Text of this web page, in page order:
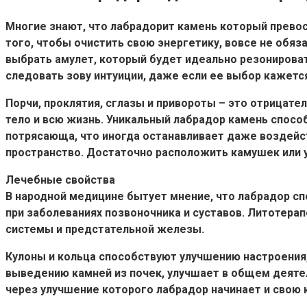
Многие знают, что лабрадорит камень который
того, чтобы очистить свою энергетику, вовсе не
выбрать амулет, который будет идеально
следовать зову интуиции, даже если ее выбор
Порчи, проклятия, сглазы и привороты – это
тело и всю жизнь. Уникальный лабрадор камень
потрясающа, что иногда останавливает даже
пространство. Достаточно расположить камушек или
Лечебные свойства
В народной медицине бытует мнение, что лабрадор
при заболеваниях позвоночника и суставов.
системы и предстательной железы.
Кулоны и кольца способствуют улучшению
выведению камней из почек, улучшает в общем
через улучшение которого лабрадор начинает и свою